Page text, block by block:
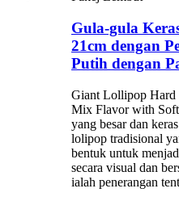
Gula-gula
21cm dengan
Putih dengan
Giant Lollipop
Mix Flavor with Soft
yang besar dan
lolipop tradisional
bentuk untuk
secara visual dan
ialah penerangan